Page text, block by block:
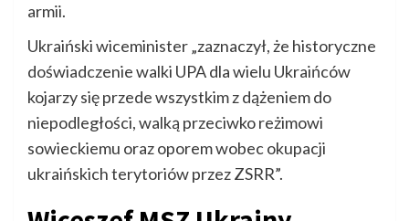
armii.
Ukraiński wiceminister „zaznaczył, że historyczne
doświadczenie walki UPA dla wielu Ukraińców
kojarzy się przede wszystkim z dążeniem do
niepodległości, walką przeciwko reżimowi
sowieckiemu oraz oporem wobec okupacji
ukraińskich terytoriów przez ZSRR”.